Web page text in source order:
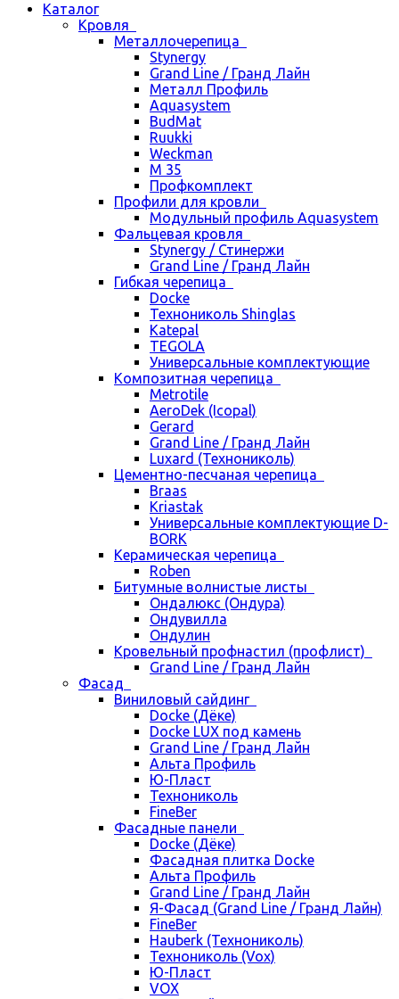
Каталог
Кровля
Металлочерепица
Stynergy
Grand Line / Гранд Лайн
Металл Профиль
Aquasystem
BudMat
Ruukki
Weckman
М 35
Профкомплект
Профили для кровли
Модульный профиль Aquasystem
Фальцевая кровля
Stynergy / Стинержи
Grand Line / Гранд Лайн
Гибкая черепица
Docke
Технониколь Shinglas
Katepal
TEGOLA
Универсальные комплектующие
Композитная черепица
Metrotile
AeroDek (Icopal)
Gerard
Grand Line / Гранд Лайн
Luxard (Технониколь)
Цементно-песчаная черепица
Braas
Kriastak
Универсальные комплектующие D-
BORK
Керамическая черепица
Roben
Битумные волнистые листы
Ондалюкс (Ондура)
Ондувилла
Ондулин
Кровельный профнастил (профлист)
Grand Line / Гранд Лайн
Фасад
Виниловый сайдинг
Docke (Дёке)
Docke LUX под камень
Grand Line / Гранд Лайн
Альта Профиль
Ю-Пласт
Технониколь
FineBer
Фасадные панели
Docke (Дёке)
Фасадная плитка Docke
Альта Профиль
Grand Line / Гранд Лайн
Я-Фасад (Grand Line / Гранд Лайн)
FineBer
Hauberk (Технониколь)
Технониколь (Vox)
Ю-Пласт
VOX